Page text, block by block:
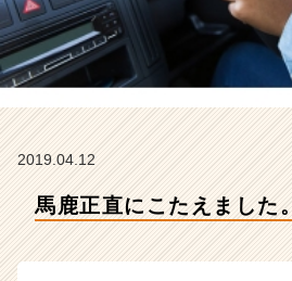
ラ
ベ
ー・
成
企
2019.04.12
馬鹿正直にこたえました。